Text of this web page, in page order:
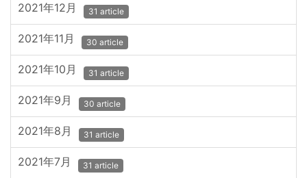
2021年12月 31 article
2021年11月 30 article
2021年10月 31 article
2021年9月 30 article
2021年8月 31 article
2021年7月 31 article